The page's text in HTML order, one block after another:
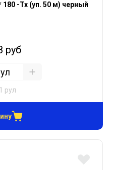
-Тх (уп. 50 м) черный
руб
рул